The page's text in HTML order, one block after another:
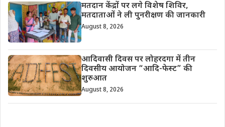
मतदान केंद्रों पर लगे विशेष शिविर,
मतदाताओं ने ली पुनरीक्षण की जानकारी
August 8, 2026
आदिवासी दिवस पर लोहरदगा में तीन
दिवसीय आयोजन “आदि-फेस्ट” की
शुरुआत
August 8, 2026